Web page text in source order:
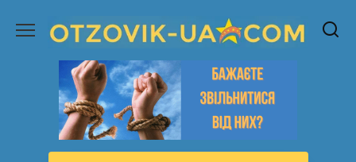
содержанию